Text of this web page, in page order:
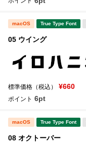
macOS True Type Font
05 ウイング
標準価格（税込） ¥660
ポイント 6pt
macOS True Type Font
08 オクトーバー